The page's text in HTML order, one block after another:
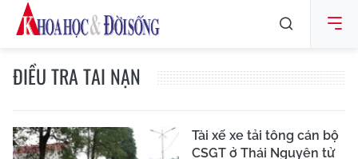
ĐIỀU TRA TAI NẠN
Tài xế xe tải tông cán bộ
CSGT ở Thái Nguyên tử